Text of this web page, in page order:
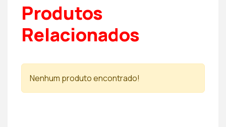
Produtos
Relacionados
Nenhum produto encontrado!